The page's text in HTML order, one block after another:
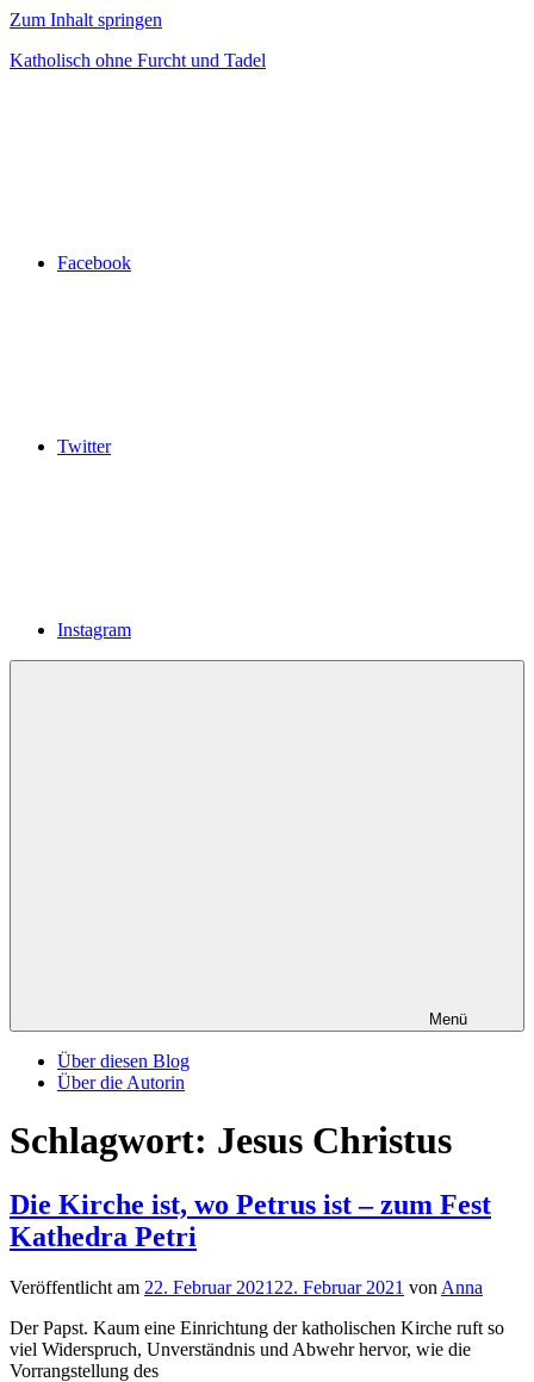
Zum Inhalt springen
Katholisch ohne Furcht und Tadel
Facebook
Twitter
Instagram
Menü
Über diesen Blog
Über die Autorin
Schlagwort: Jesus Christus
Die Kirche ist, wo Petrus ist – zum Fest
Kathedra Petri
Veröffentlicht am 22. Februar 2021 22. Februar 2021 von Anna
Der Papst. Kaum eine Einrichtung der katholischen Kirche ruft so
viel Widerspruch, Unverständnis und Abwehr hervor, wie die
Vorrangstellung des